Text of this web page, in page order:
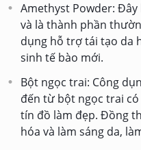
Amethyst Powder:
và là thành phần
dụng hỗ trợ tái tạo da
sinh tế bào mới.
Bột ngọc trai: Công
đến từ bột ngọc trai
tín đồ làm đẹp. Đồng
hóa và làm sáng da,